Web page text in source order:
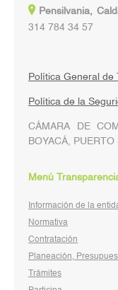
Pensilvania,
314 784 34 57
Política General de
Política de la
CÁMARA DE
BOYACÁ,
Menú
Información de la
Normativa
Contratación
Planeación,
Trámites